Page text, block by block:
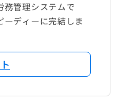
務管理システムで
ーディーに完結しま